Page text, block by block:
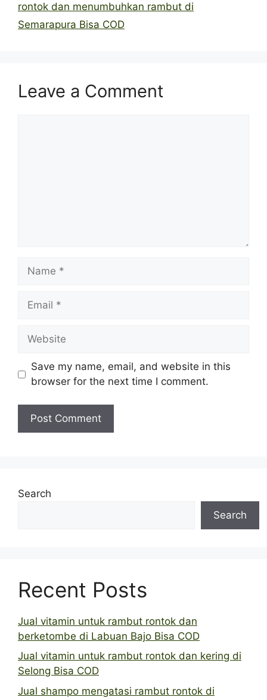
rontok dan menumbuhkan rambut di
Semarapura Bisa COD
Leave a Comment
Name
Email
Website
Save my name, email, and website in this
browser for the next time I comment.
Search
Search
Recent Posts
Jual vitamin untuk rambut rontok dan
berketombe di Labuan Bajo Bisa COD
Jual vitamin untuk rambut rontok dan kering di
Selong Bisa COD
Jual shampo mengatasi rambut rontok di